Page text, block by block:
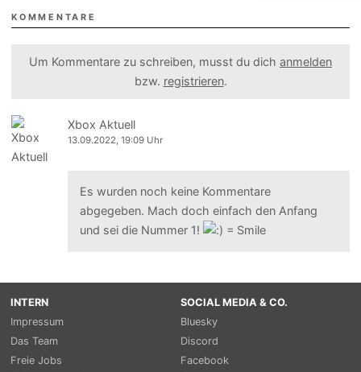
KOMMENTARE
Um Kommentare zu schreiben, musst du dich anmelden
bzw. registrieren.
Xbox Aktuell
13.09.2022, 19:09 Uhr
Es wurden noch keine Kommentare
abgegeben. Mach doch einfach den Anfang
und sei die Nummer 1!
INTERN
Impressum
Das Team
Freie Jobs
SOCIAL MEDIA & CO.
Bluesky
Discord
Facebook